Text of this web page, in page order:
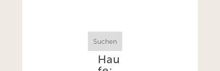
Suchen
Hau